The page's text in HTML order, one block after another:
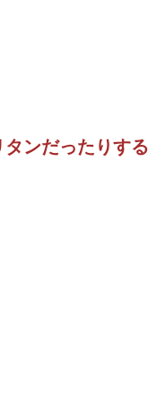
ンだったりする